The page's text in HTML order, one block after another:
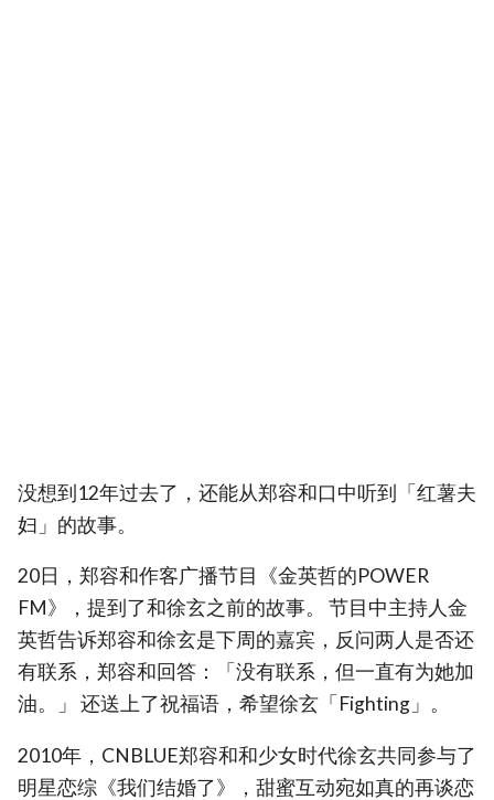
没想到12年过去了，还能从郑容和口中听到「红薯夫
妇」的故事。
20日，郑容和作客广播节目《金英哲的POWER
FM》，提到了和徐玄之前的故事。 节目中主持人金
英哲告诉郑容和徐玄是下周的嘉宾，反问两人是否还
有联系，郑容和回答：「没有联系，但一直有为她加
油。」 还送上了祝福语，希望徐玄「Fighting」。
2010年，CNBLUE郑容和和少女时代徐玄共同参与了
明星恋综《我们结婚了》，甜蜜互动宛如真的再谈恋